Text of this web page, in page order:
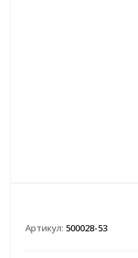
Артикул: 500028-53